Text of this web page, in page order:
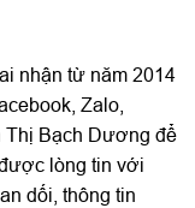
nhận từ năm 2014
Zalo,
Thị Bạch Dương để
lòng tin với
dối, thông tin